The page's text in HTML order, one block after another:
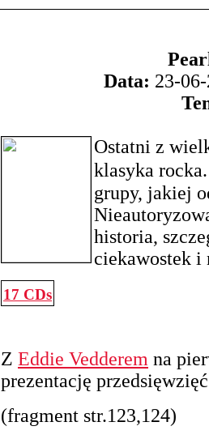
Data: 23-
Ostatni z
klasyka
grupy, jakiej
historia,
ciekawostek i
17 CDs
Z Eddie Vedderem na
prezentację
(fragment str.123,124)